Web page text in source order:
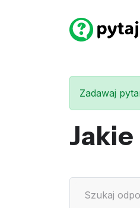
Zadawaj
Jakie